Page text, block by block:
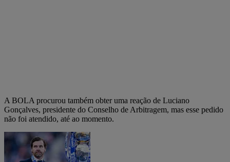
A BOLA procurou também obter uma reação de Luciano
Gonçalves, presidente do Conselho de Arbitragem, mas esse pedido
não foi atendido, até ao momento.